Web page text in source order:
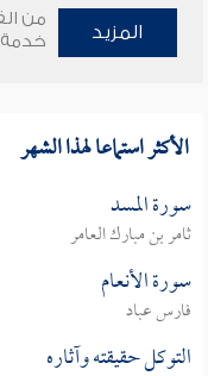
المزيد
من
خدمة
الأكثر استماعا لهذا الشهر
سورة المسد
ثامر بن مبارك العامر
سورة الأنعام
فارس عباد
التوكل حقيقته وآثاره